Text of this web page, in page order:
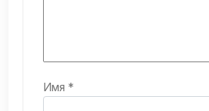
Имя *